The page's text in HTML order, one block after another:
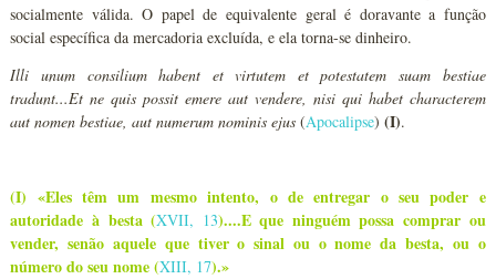
socialmente válida. O papel de equivalente geral é doravante a função
social específica da mercadoria excluída, e ela torna-se dinheiro.
Illi unum consilium habent et virtutem et potestatem suam bestiae
tradunt...Et ne quis possit emere aut vendere, nisi qui habet characterem
aut nomen bestiae, aut numerum nominis ejus (Apocalipse)(I).
(I) «Eles têm um mesmo intento, o de entregar o seu poder e
autoridade à besta (XVII, 13)....E que ninguém possa comprar ou
vender, senão aquele que tiver o sinal ou o nome da besta, ou o
número do seu nome (XIII, 17).»